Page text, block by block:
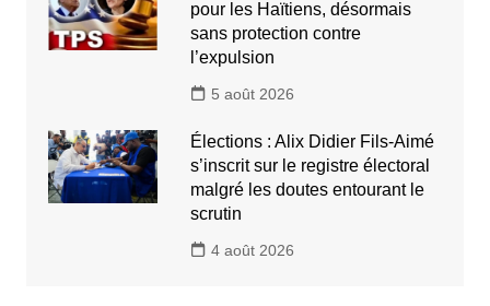
pour les Haïtiens, désormais
sans protection contre
l’expulsion
5 août 2026
Élections : Alix Didier Fils-Aimé
s’inscrit sur le registre électoral
malgré les doutes entourant le
scrutin
4 août 2026